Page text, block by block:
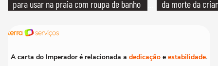
para usar na praia com roupa de banho
da morte da
A carta do Imperador é relacionada a dedicação e estabilidade.